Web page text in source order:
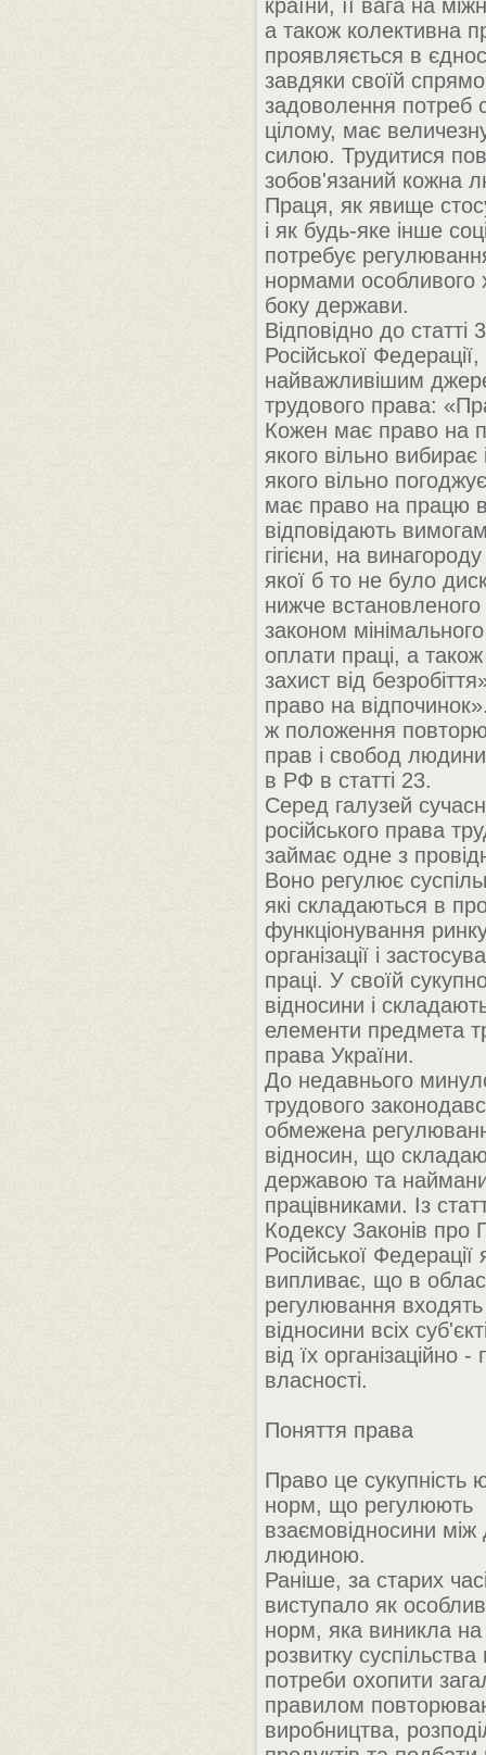
країни, її вага на
а також колективна
проявляється в
завдяки своїй
задоволення потреб
цілому, має
силою. Трудитися
зобов'язаний кожна
Праця, як явище
і як будь-яке інше
потребує
нормами особливого
боку держави.
Відповідно до статті
Російської
найважливішим
трудового права:
Кожен має право на
якого вільно
якого вільно
має право на працю
відповідають
гігієни, на
якої б то не було
нижче
законом
оплати праці, а
захист від
право на
ж положення
прав і свобод
в РФ в статті 23.
Серед галузей
російського права
займає одне з
Воно регулює
які складаються в
функціонування
організації і
праці. У своїй
відносини і
елементи предмета
права України.
До недавнього
трудового
обмежена
відносин, що
державою та
працівниками. Із
Кодексу Законів про
Російської Федерації
випливає, що в
регулювання входять
відносини всіх
від їх організаційно -
власності.
Поняття права
Право це сукупність
норм, що регулюють
взаємовідносини
людиною.
Раніше, за старих
виступало як
норм, яка виникла на
розвитку
потреби охопити
правилом
виробництва,